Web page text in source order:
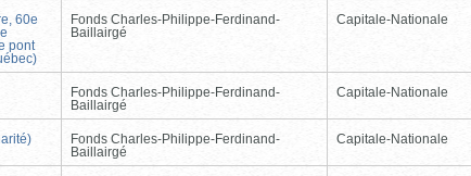
60e
pont
Fonds Charles-Philippe-Ferdinand-
Baillairgé
Capitale-Nationale
Fonds Charles-Philippe-Ferdinand-
Baillairgé
Capitale-Nationale
Fonds Charles-Philippe-Ferdinand-
Baillairgé
Capitale-Nationale